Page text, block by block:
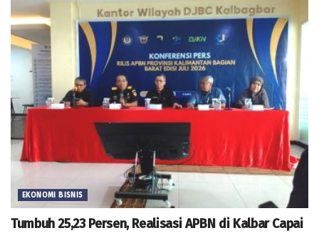
EKONOMI BISNIS
Tumbuh 25,23 Persen, Realisasi APBN di Kalbar Capai